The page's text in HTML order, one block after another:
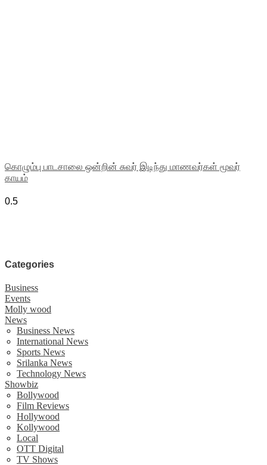
கொழும்பு பாடசாலை ஒன்றின் சுவர் இடிந்து மாணவர்கள் மூவர்
காயம்
Categories
Business
Events
Molly wood
News
Business News
International News
Sports News
Srilanka News
Technology News
Showbiz
Bollywood
Film Reviews
Hollywood
Kollywood
Local
OTT Digital
TV Shows